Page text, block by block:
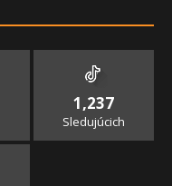
1,237
Sledujúcich